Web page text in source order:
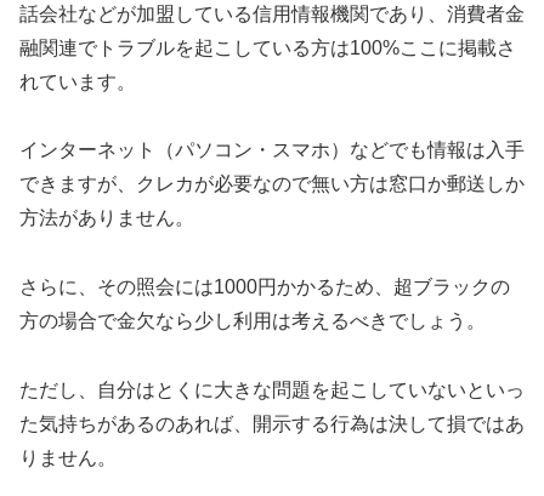
話会社などが加盟している信用情報機関であり、消費者金
融関連でトラブルを起こしている方は100%ここに掲載さ
れています。
インターネット（パソコン・スマホ）などでも情報は入手
できますが、クレカが必要なので無い方は窓口か郵送しか
方法がありません。
さらに、その照会には1000円かかるため、超ブラックの
方の場合で金欠なら少し利用は考えるべきでしょう。
ただし、自分はとくに大きな問題を起こしていないといっ
た気持ちがあるのあれば、開示する行為は決して損ではあ
りません。